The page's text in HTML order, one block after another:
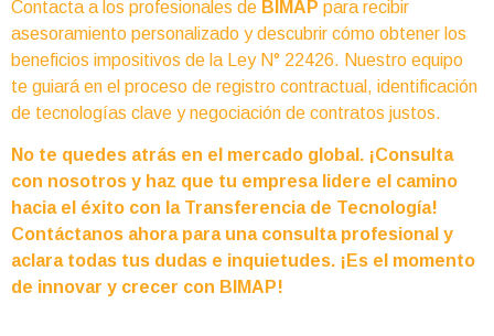
Contacta a los profesionales de BIMAP para recibir
asesoramiento personalizado y descubrir cómo obtener los
beneficios impositivos de la Ley N° 22426. Nuestro equipo
te guiará en el proceso de registro contractual, identificación
de tecnologías clave y negociación de contratos justos.
No te quedes atrás en el mercado global. ¡Consulta
con nosotros y haz que tu empresa lidere el camino
hacia el éxito con la Transferencia de Tecnología!
Contáctanos ahora para una consulta profesional y
aclara todas tus dudas e inquietudes. ¡Es el momento
de innovar y crecer con BIMAP!